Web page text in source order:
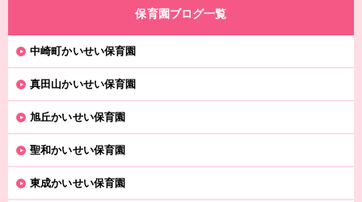
保育園ブログ一覧
中崎町かいせい保育園
真田山かいせい保育園
旭丘かいせい保育園
聖和かいせい保育園
東成かいせい保育園